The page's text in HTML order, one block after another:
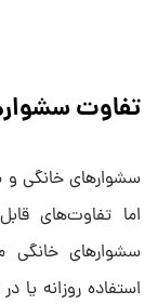
تفاوت
سشوارهای خانگی و
اما تفاوت‌های
سشوارهای خانگی
استفاده روزانه یا